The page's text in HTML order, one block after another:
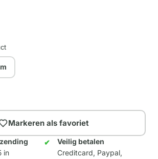
Markeren als favoriet
in
Veilig betalen
Creditcard, Paypal,